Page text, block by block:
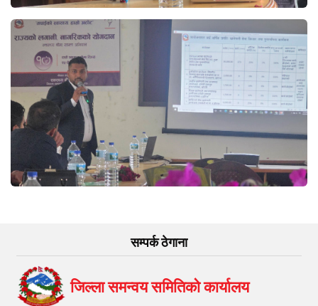
सम्पर्क ठेगाना
जिल्ला समन्वय समितिको कार्यालय